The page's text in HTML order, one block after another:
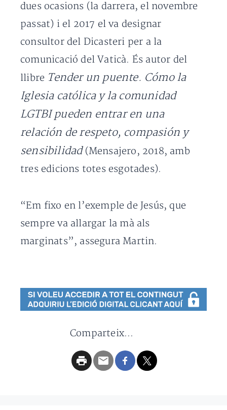
dues ocasions (la darrera, el novembre
passat) i el 2017 el va designar
consultor del Dicasteri per a la
comunicació del Vaticà. És autor del
llibre Tender un puente. Cómo la
Iglesia católica y la comunidad
LGTBI pueden entrar en una
relación de respeto, compasión y
sensibilidad(Mensajero, 2018, amb
tres edicions totes esgotades).
“Em fixo en l’exemple de Jesús, que
sempre va allargar la mà als
marginats”, assegura Martin.
Comparteix...